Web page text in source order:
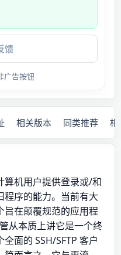
馈
广告按钮
相关版本 同类推荐 相
算机用户提供登录或/和
程序的能力。当前有大
旨在颠覆规范的应用程
从本质上讲它是一个终
面的 SSH/SFTP 客户